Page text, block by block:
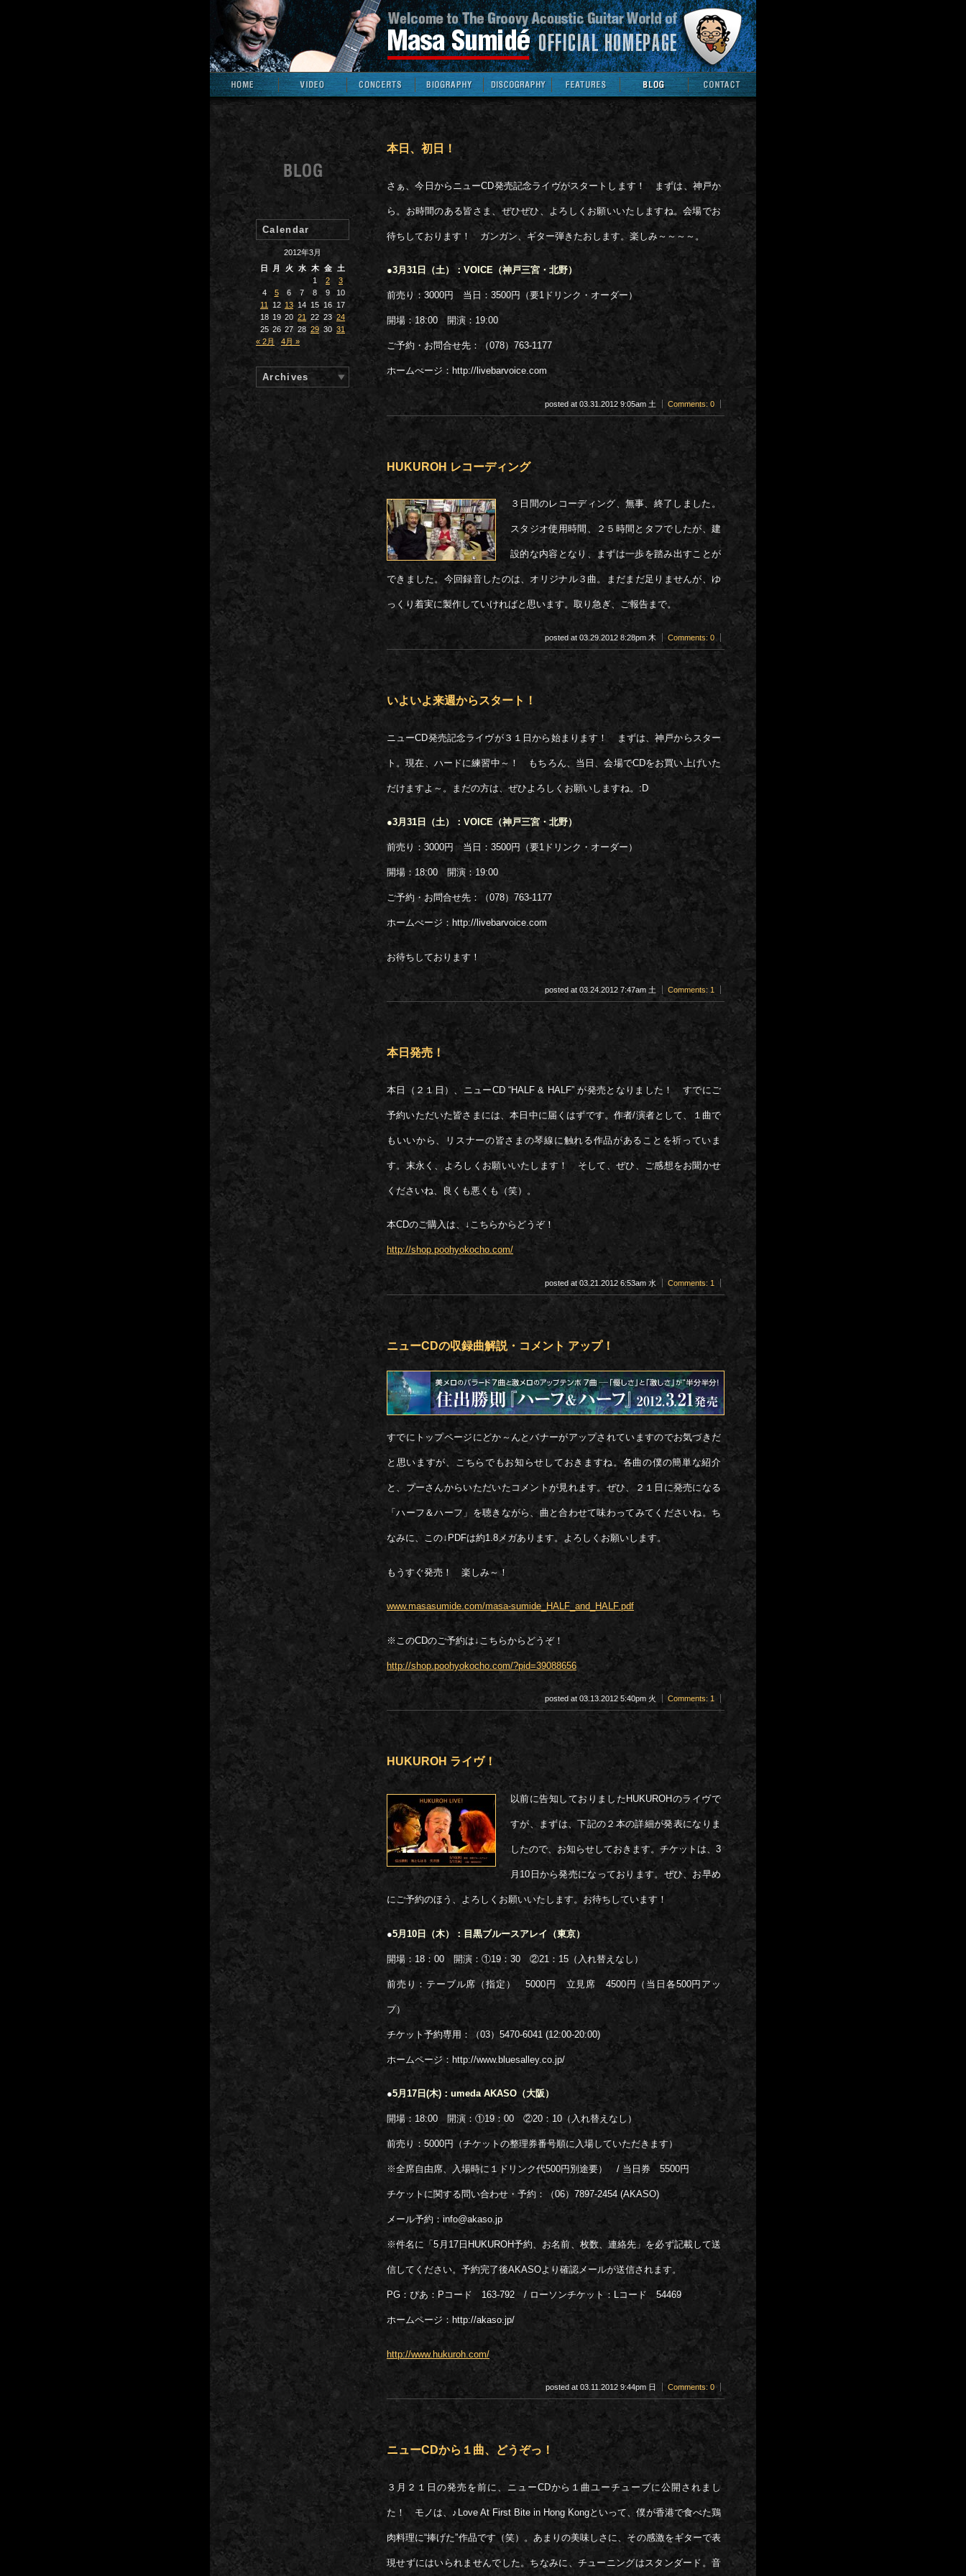
本日、初日！
さぁ、今日からニューCD発売記念ライヴがスタートします！ まずは、神戸か
ら。お時間のある皆さま、ぜひぜひ、よろしくお願いいたしますね。会場でお
待ちしております！ ガンガン、ギター弾きたおします。楽しみ～～～～。
●3月31日（土）：VOICE（神戸三宮・北野）
前売り：3000円 当日：3500円（要1ドリンク・オーダー）
開場：18:00 開演：19:00
ご予約・お問合せ先：（078）763-1177
ホームぺージ：http://livebarvoice.com
posted at 03.31.2012 9:05am 土 Comments: 0
HUKUROH レコーディング
３日間のレコーディング、無事、終了しました。
スタジオ使用時間、２５時間とタフでしたが、建
設的な内容となり、まずは一歩を踏み出すことが
できました。今回録音したのは、オリジナル３曲。まだまだ足りませんが、ゆ
っくり着実に製作していければと思います。取り急ぎ、ご報告まで。
posted at 03.29.2012 8:28pm 木 Comments: 0
いよいよ来週からスタート！
ニューCD発売記念ライヴが３１日から始まります！ まずは、神戸からスター
ト。現在、ハードに練習中～！ もちろん、当日、会場でCDをお買い上げいた
だけますよ～。まだの方は、ぜひよろしくお願いしますね。:D
●3月31日（土）：VOICE（神戸三宮・北野）
前売り：3000円 当日：3500円（要1ドリンク・オーダー）
開場：18:00 開演：19:00
ご予約・お問合せ先：（078）763-1177
ホームぺージ：http://livebarvoice.com
お待ちしております！
posted at 03.24.2012 7:47am 土 Comments: 1
本日発売！
本日（２１日）、ニューCD “HALF & HALF” が発売となりました！ すでにご
予約いただいた皆さまには、本日中に届くはずです。作者/演者として、１曲で
もいいから、リスナーの皆さまの琴線に触れる作品があることを祈っていま
す。末永く、よろしくお願いいたします！ そして、ぜひ、ご感想をお聞かせ
くださいね、良くも悪くも（笑）。
本CDのご購入は、↓こちらからどうぞ！
http://shop.poohyokocho.com/
posted at 03.21.2012 6:53am 水 Comments: 1
ニューCDの収録曲解説・コメント アップ！
すでにトップページにどか～んとバナーがアップされていますのでお気づきだ
と思いますが、こちらでもお知らせしておきますね。各曲の僕の簡単な紹介
と、プーさんからいただいたコメントが見れます。ぜひ、２１日に発売になる
「ハーフ＆ハーフ」を聴きながら、曲と合わせて味わってみてくださいね。ち
なみに、この↓PDFは約1.8メガあります。よろしくお願いします。
もうすぐ発売！ 楽しみ～！
www.masasumide.com/masa-sumide_HALF_and_HALF.pdf
※このCDのご予約は↓こちらからどうぞ！
http://shop.poohyokocho.com/?pid=39088656
posted at 03.13.2012 5:40pm 火 Comments: 1
HUKUROH ライヴ！
以前に告知しておりましたHUKUROHのライヴで
すが、まずは、下記の２本の詳細が発表になりま
したので、お知らせしておきます。チケットは、3
月10日から発売になっております。ぜひ、お早め
にご予約のほう、よろしくお願いいたします。お待ちしています！
●5月10日（木）：目黒ブルースアレイ（東京）
開場：18：00 開演：①19：30 ②21：15（入れ替えなし）
前売り：テーブル席（指定） 5000円 立見席 4500円（当日各500円アッ
プ）
チケット予約専用：（03）5470-6041 (12:00-20:00)
ホームページ：http://www.bluesalley.co.jp/
●5月17日(木)：umeda AKASO（大阪）
開場：18:00 開演：①19：00 ②20：10（入れ替えなし）
前売り：5000円（チケットの整理券番号順に入場していただきます）
※全席自由席、入場時に１ドリンク代500円別途要） / 当日券 5500円
チケットに関する問い合わせ・予約：（06）7897-2454 (AKASO)
メール予約：info@akaso.jp
※件名に「5月17日HUKUROH予約、お名前、枚数、連絡先」を必ず記載して送
信してください。予約完了後AKASOより確認メールが送信されます。
PG：ぴあ：Pコード 163-792 / ローソンチケット：Lコード 54469
ホームページ：http://akaso.jp/
http://www.hukuroh.com/
posted at 03.11.2012 9:44pm 日 Comments: 0
ニューCDから１曲、どうぞっ！
３月２１日の発売を前に、ニューCDから１曲ユーチューブに公開されまし
た！ モノは、♪Love At First Bite in Hong Kongといって、僕が香港で食べた鶏
肉料理に“捧げた”作品です（笑）。あまりの美味しさに、その感激をギターで表
現せずにはいられませんでした。ちなみに、チューニングはスタンダード。音
Calendar
2012年3月
日
月 火 水 木 金
土
1
2
3
4
5 6 7 8 9
10
11
12 13 14 15 16 17
18 19 20 21 22 23 24
25 26 27 28 29 30 31
« 2月
4月 »
Archives